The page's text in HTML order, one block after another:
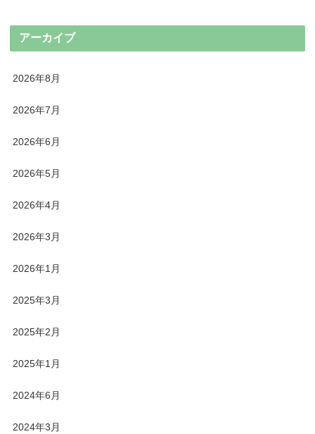
アーカイブ
2026年8月
2026年7月
2026年6月
2026年5月
2026年4月
2026年3月
2026年1月
2025年3月
2025年2月
2025年1月
2024年6月
2024年3月